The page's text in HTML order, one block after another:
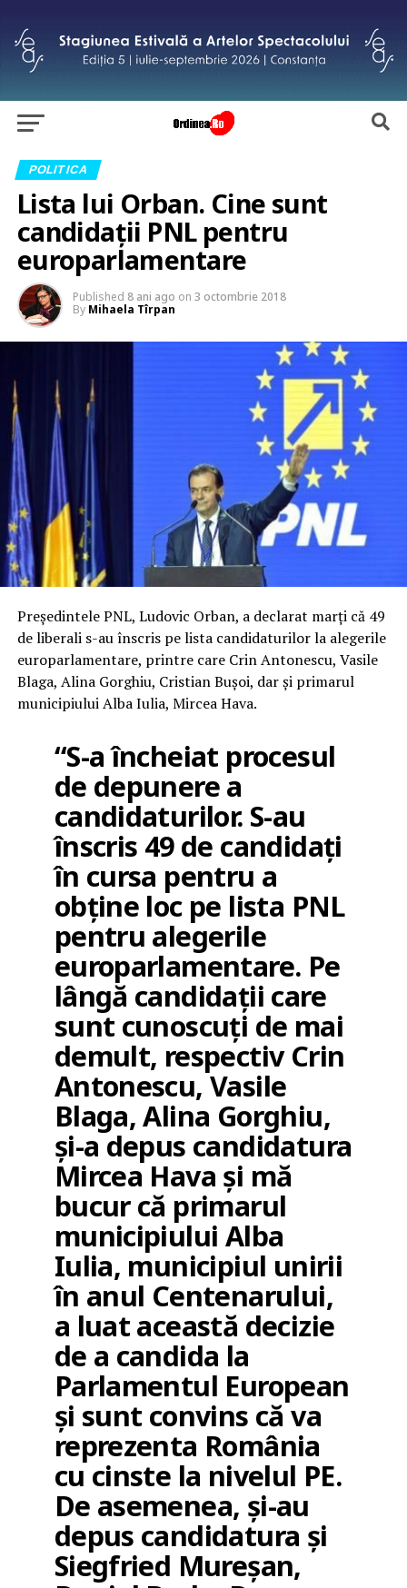
POLITICA
Lista lui Orban. Cine sunt
candidații PNL pentru
europarlamentare
Published 8 ani ago on 3 octombrie 2018
By Mihaela Tîrpan
Președintele PNL, Ludovic Orban, a declarat marți că 49
de liberali s-au înscris pe lista candidaturilor la alegerile
europarlamentare, printre care Crin Antonescu, Vasile
Blaga, Alina Gorghiu, Cristian Bușoi, dar și primarul
municipiului Alba Iulia, Mircea Hava.
“S-a încheiat procesul
de depunere a
candidaturilor. S-au
înscris 49 de candidaţi
în cursa pentru a
obţine loc pe lista PNL
pentru alegerile
europarlamentare. Pe
lângă candidaţii care
sunt cunoscuţi de mai
demult, respectiv Crin
Antonescu, Vasile
Blaga, Alina Gorghiu,
şi-a depus candidatura
Mircea Hava şi mă
bucur că primarul
municipiului Alba
Iulia, municipiul unirii
în anul Centenarului,
a luat această decizie
de a candida la
Parlamentul European
şi sunt convins că va
reprezenta România
cu cinste la nivelul PE.
De asemenea, și-au
depus candidatura şi
Siegfried Mureşan,